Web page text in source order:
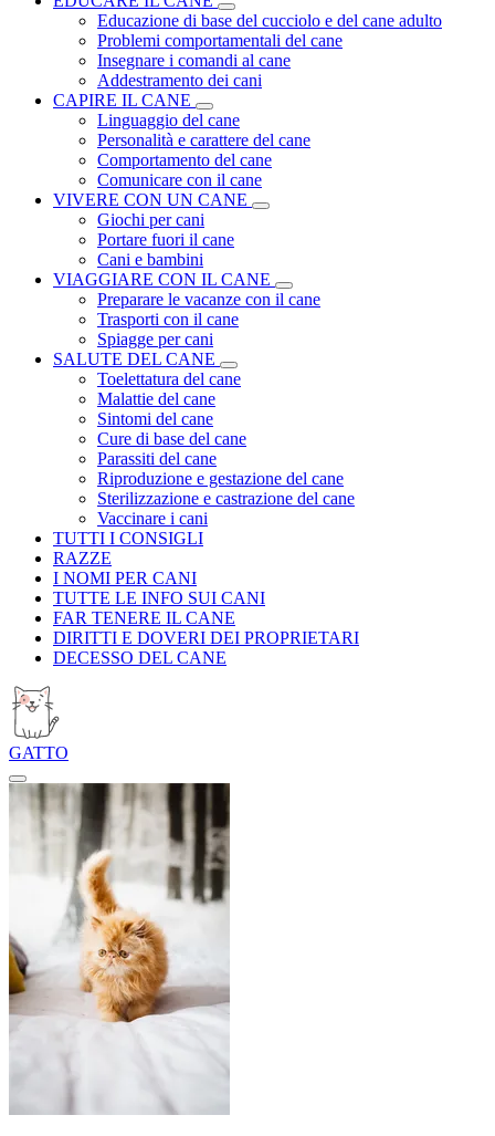
Educazione di base del cucciolo e del cane adulto
Problemi comportamentali del cane
Insegnare i comandi al cane
Addestramento dei cani
CAPIRE IL CANE
Linguaggio del cane
Personalità e carattere del cane
Comportamento del cane
Comunicare con il cane
VIVERE CON UN CANE
Giochi per cani
Portare fuori il cane
Cani e bambini
VIAGGIARE CON IL CANE
Preparare le vacanze con il cane
Trasporti con il cane
Spiagge per cani
SALUTE DEL CANE
Toelettatura del cane
Malattie del cane
Sintomi del cane
Cure di base del cane
Parassiti del cane
Riproduzione e gestazione del cane
Sterilizzazione e castrazione del cane
Vaccinare i cani
TUTTI I CONSIGLI
RAZZE
I NOMI PER CANI
TUTTE LE INFO SUI CANI
FAR TENERE IL CANE
DIRITTI E DOVERI DEI PROPRIETARI
DECESSO DEL CANE
GATTO